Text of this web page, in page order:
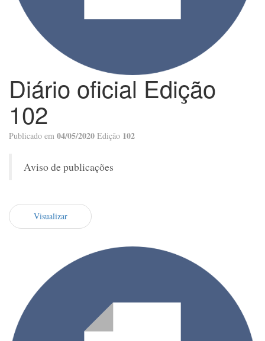
Diário oficial Edição
102
Publicado em 04/05/2020 Edição 102
Aviso de publicações
Visualizar